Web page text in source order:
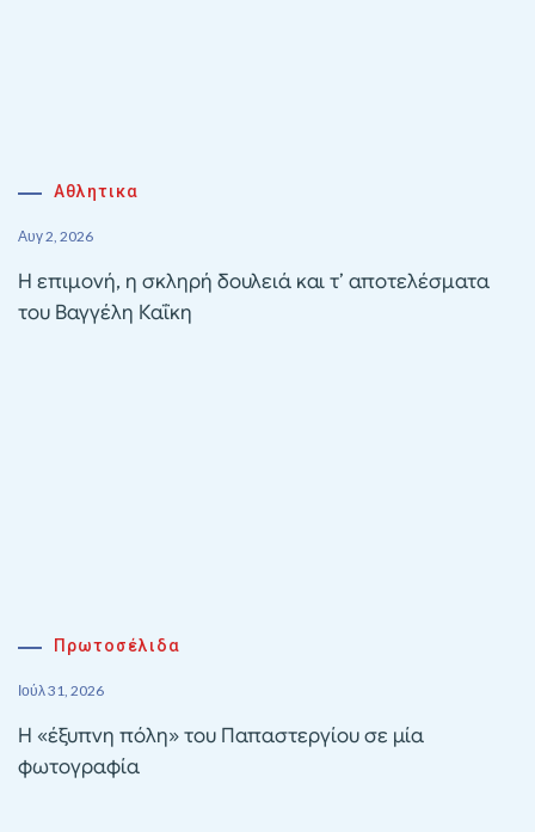
Αθλητικα
Αυγ 2, 2026
Η επιμονή, η σκληρή δουλειά και τ’ αποτελέσματα
του Βαγγέλη Καΐκη
Πρωτοσέλιδα
Ιούλ 31, 2026
Η «έξυπνη πόλη» του Παπαστεργίου σε μία
φωτογραφία